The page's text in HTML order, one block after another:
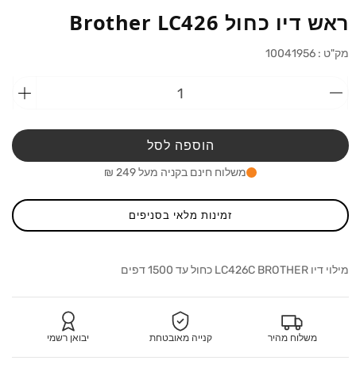
ראש דיו כחול Brother LC426
מק"ט : 10041956
מ-ראש
מ-
דיו
כחול
הוספה לסל
משלוח חינם בקניה מעל 249 ₪
זמינות מלאי בסניפים
מילוי דיו LC426C BROTHER כחול עד 1500 דפים
משלוח מהיר קנייה מאובטחת יבואן רשמי